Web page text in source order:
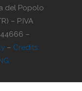
del Popolo
– P.IVA
–
– Credits: